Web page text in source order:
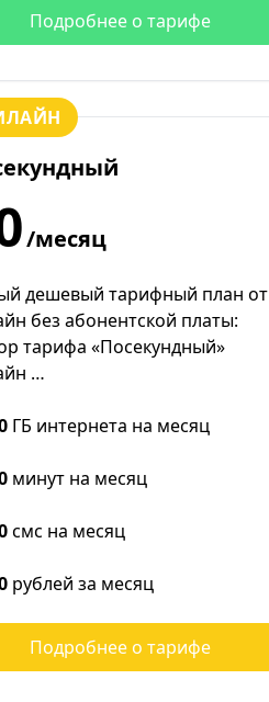
Подробнее о тарифе
/месяц
дешевый тарифный план от
без абонентской платы:
тарифа «Посекундный»
…
ГБ интернета на месяц
минут на месяц
смс на месяц
рублей за месяц
Подробнее о тарифе